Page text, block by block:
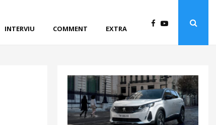
INTERVIU COMMENT EXTRA